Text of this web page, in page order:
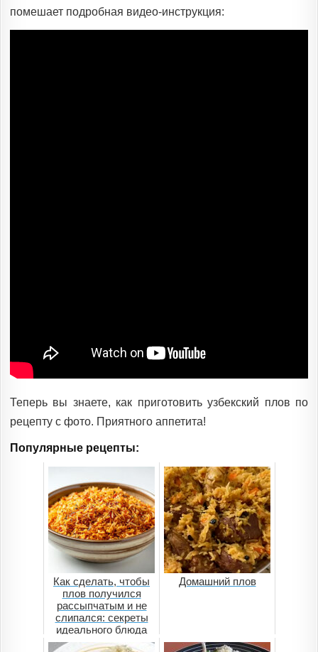
помешает подробная видео-инструкция:
Теперь вы знаете, как приготовить узбекский плов по
рецепту с фото. Приятного аппетита!
Популярные рецепты:
Как сделать, чтобы
плов получился
рассыпчатым и не
слипался: секреты
идеального блюда
Домашний плов